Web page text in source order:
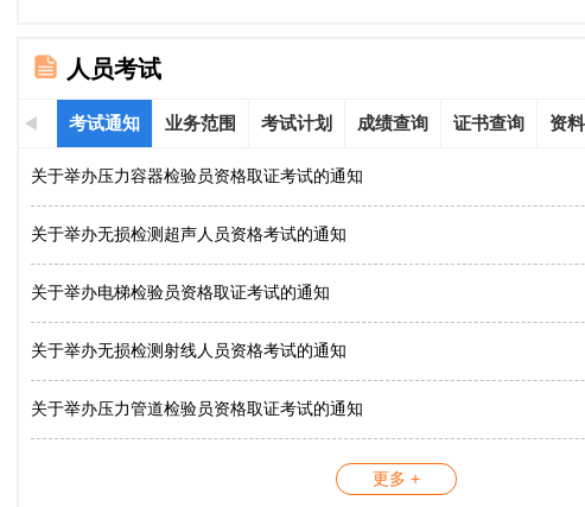
人员考试
考试通知 业务范围 考试计划 成绩查询 证书查询 资
关于举办压力容器检验员资格取证考试的通知
关于举办无损检测超声人员资格考试的通知
关于举办电梯检验员资格取证考试的通知
关于举办无损检测射线人员资格考试的通知
关于举办压力管道检验员资格取证考试的通知
更多 +